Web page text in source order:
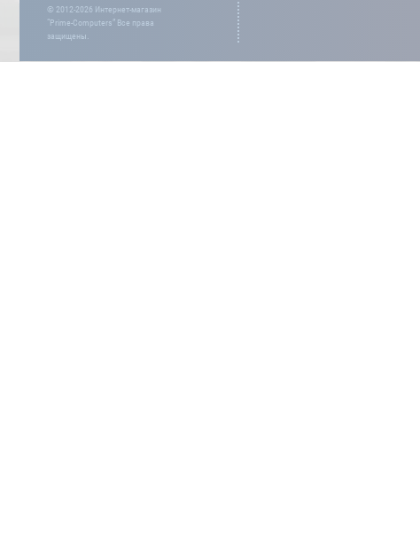
© 2012-2026 Интернет-магазин
“Prime-Computers” Все права
защищены.